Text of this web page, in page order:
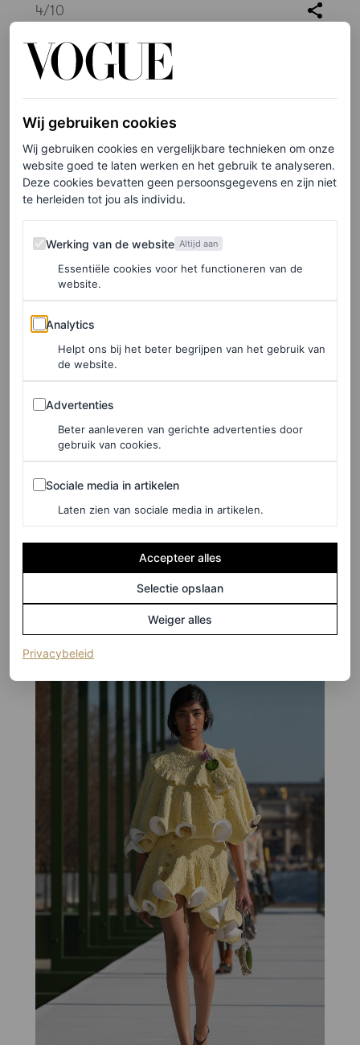
4/10
Wij gebruiken cookies
Wij gebruiken cookies en vergelijkbare technieken om onze
website goed te laten werken en het gebruik te analyseren.
Deze cookies bevatten geen persoonsgegevens en zijn niet
te herleiden tot jou als individu.
Werking van de website
Werking van de website Altijd aan
Essentiële cookies voor het functioneren van de
website.
Analytics
Analytics
Helpt ons bij het beter begrijpen van het gebruik van
de website.
Advertenties
Advertenties
Beter aanleveren van gerichte advertenties door
gebruik van cookies.
Sociale media in artikelen
Sociale media in artikelen
Laten zien van sociale media in artikelen.
Accepteer alles
Selectie opslaan
Weiger alles
Privacybeleid